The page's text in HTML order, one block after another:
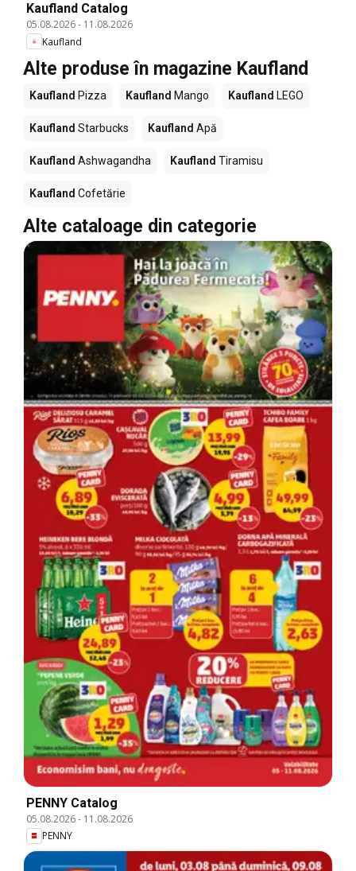
Kaufland Catalog
05.08.2026- 11.08.2026
Kaufland
Alte produse în magazine Kaufland
Kaufland Pizza Kaufland Mango Kaufland LEGO
Kaufland Starbucks Kaufland Apă
Kaufland Ashwagandha Kaufland Tiramisu
Kaufland Cofetărie
Alte cataloage din categorie
PENNY Catalog
05.08.2026- 11.08.2026
PENNY